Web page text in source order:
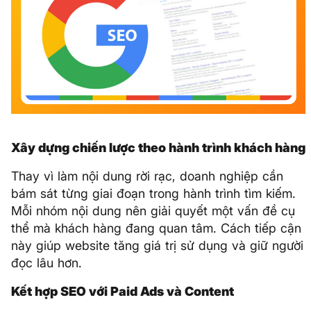
Xây dựng chiến lược theo hành trình khách hàng
Thay vì làm nội dung rời rạc, doanh nghiệp cần
bám sát từng giai đoạn trong hành trình tìm kiếm.
Mỗi nhóm nội dung nên giải quyết một vấn đề cụ
thể mà khách hàng đang quan tâm. Cách tiếp cận
này giúp website tăng giá trị sử dụng và giữ người
đọc lâu hơn.
Kết hợp SEO với Paid Ads và Content